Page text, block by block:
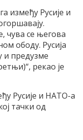
између Русије и
чува се његова
ободу. Русија
и предузме
рекао је
Русије и НАТО-а
тачки од